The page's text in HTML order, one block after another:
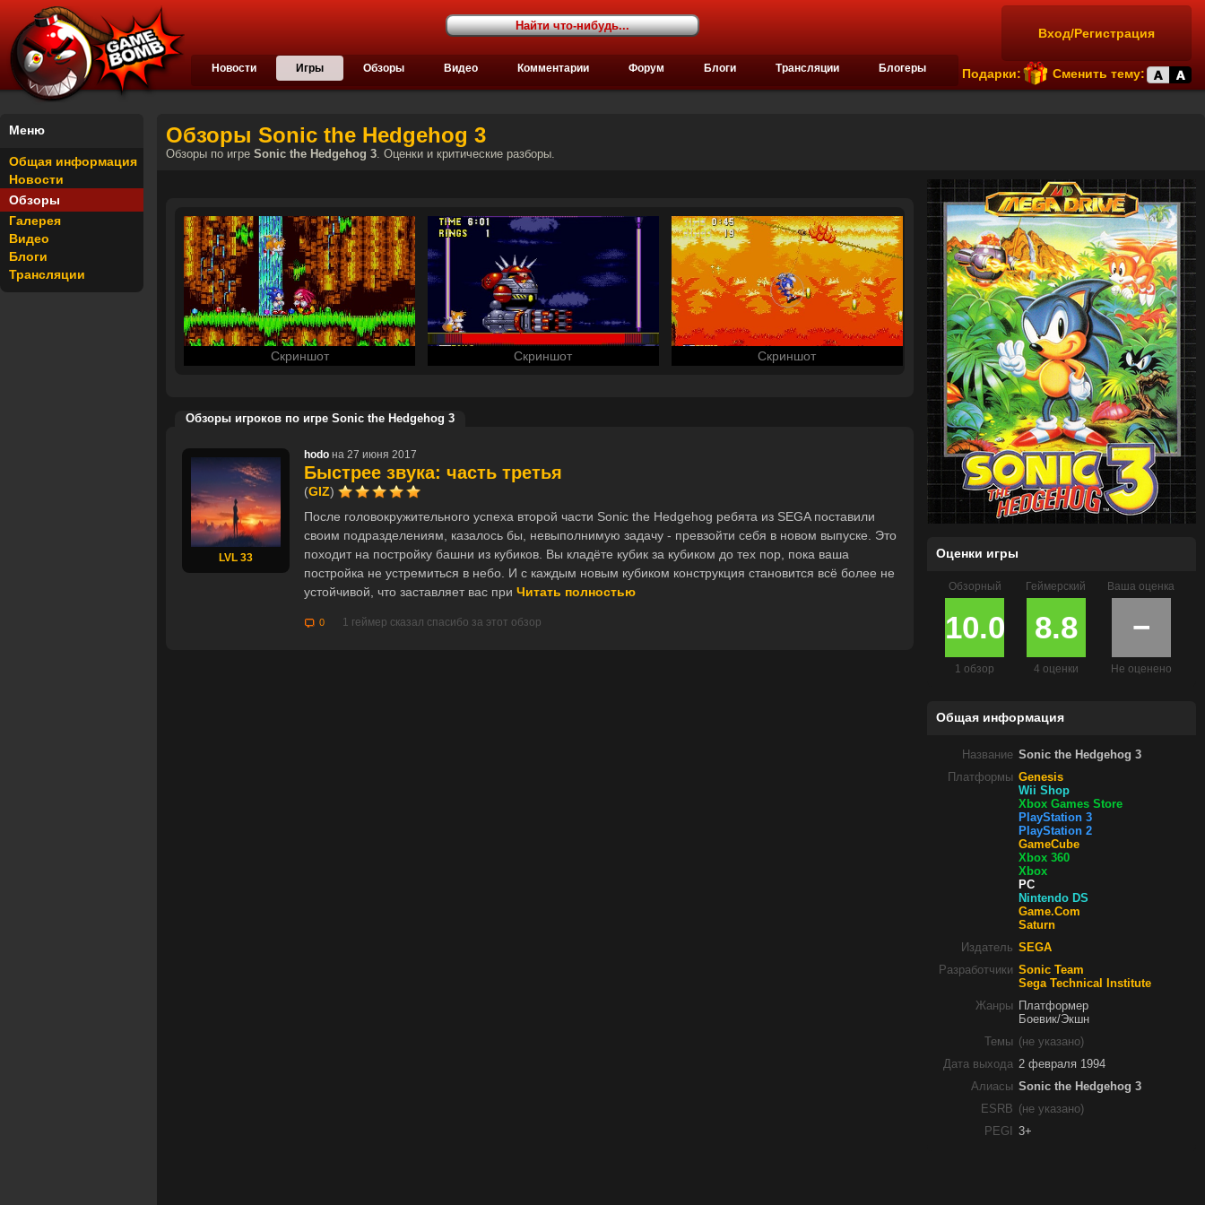
Вход/Регистрация
Подарки: Сменить тему:
Новости Игры Обзоры Видео Комментарии Форум Блоги Трансляции Блогеры
Меню
Общая информация
Новости
Обзоры
Галерея
Видео
Блоги
Трансляции
Обзоры Sonic the Hedgehog 3
Обзоры по игре Sonic the Hedgehog 3. Оценки и критические разборы.
Скриншот Скриншот Скриншот
Обзоры игроков по игре Sonic the Hedgehog 3
LVL 33
hodo на 27 июня 2017
Быстрее звука: часть третья
(GIZ)
После головокружительного успеха второй части Sonic the Hedgehog ребята из SEGA поставили
своим подразделениям, казалось бы, невыполнимую задачу - превзойти себя в новом выпуске. Это
походит на постройку башни из кубиков. Вы кладёте кубик за кубиком до тех пор, пока ваша
постройка не устремиться в небо. И с каждым новым кубиком конструкция становится всё более не
устойчивой, что заставляет вас при Читать полностью
0 1 геймер сказал спасибо за этот обзор
Оценки игры
Обзорный
10.0
1 обзор
Геймерский
8.8
4 оценки
Ваша оценка
−
Не оценено
Общая информация
Название Sonic the Hedgehog 3
Платформы Genesis
Wii Shop
Xbox Games Store
PlayStation 3
PlayStation 2
GameCube
Xbox 360
Xbox
PC
Nintendo DS
Game.Com
Saturn
Издатель SEGA
Разработчики Sonic Team
Sega Technical Institute
Жанры
Платформер
Боевик/Экшн
Темы (не указано)
Дата выхода 2 февраля 1994
Алиасы Sonic the Hedgehog 3
ESRB (не указано)
PEGI
3+